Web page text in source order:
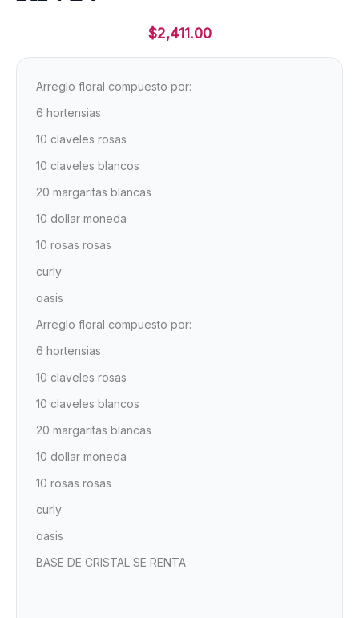
$2,411.00
Arreglo floral compuesto por:
6 hortensias
10 claveles rosas
10 claveles blancos
20 margaritas blancas
10 dollar moneda
10 rosas rosas
curly
oasis
Arreglo floral compuesto por:
6 hortensias
10 claveles rosas
10 claveles blancos
20 margaritas blancas
10 dollar moneda
10 rosas rosas
curly
oasis
BASE DE CRISTAL SE RENTA